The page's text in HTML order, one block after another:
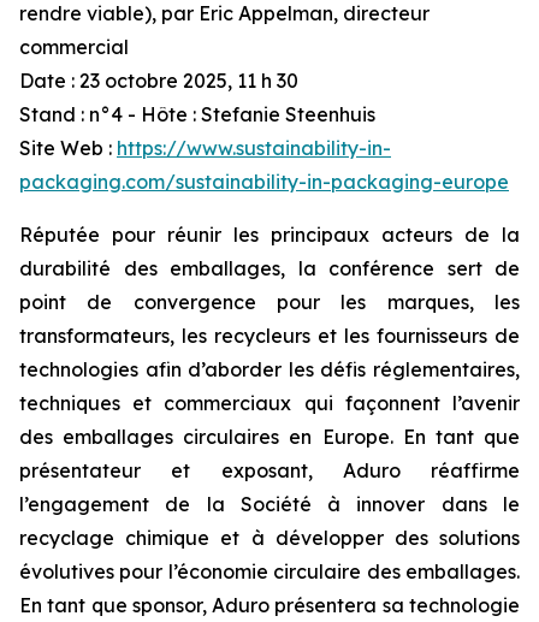
rendre viable), par Eric Appelman, directeur
commercial
Date : 23 octobre 2025, 11 h 30
Stand : n°4 - Hôte : Stefanie Steenhuis
Site Web : https://www.sustainability-in-
packaging.com/sustainability-in-packaging-europe
Réputée pour réunir les principaux acteurs de la
durabilité des emballages, la conférence sert de
point de convergence pour les marques, les
transformateurs, les recycleurs et les fournisseurs de
technologies afin d’aborder les défis réglementaires,
techniques et commerciaux qui façonnent l’avenir
des emballages circulaires en Europe. En tant que
présentateur et exposant, Aduro réaffirme
l’engagement de la Société à innover dans le
recyclage chimique et à développer des solutions
évolutives pour l’économie circulaire des emballages.
En tant que sponsor, Aduro présentera sa technologie